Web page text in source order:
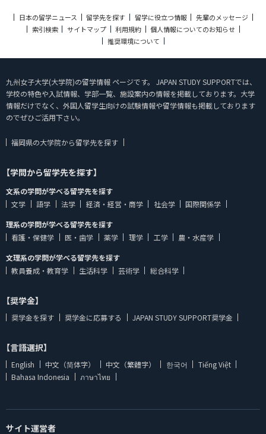
日本の留学ニュース 留学先を探す 留学に役立つ情報
先輩のメッセージ
索引検索
サイトマップ 利用規約
個人情報についてのお知らせ
推奨環境について
九州女子大学(大学院)の留学情報 ページです。 JAPAN STUDY SUPPORTでは、
学校の特色や入試情報、学部一覧、施設案内の情報を掲載しております。大学
情報だけでなく、外国人留学生向けの試験情報や留学情報も掲載しております
のでぜひご活用下さい。
福岡県の大学院から留学先を探す
【学問から留学先を探す】
文系の学問が学べる留学先を探す
文学
語学 法学 経済・経営・商学 社会学
国際関係学
理系の学問が学べる留学先を探す
看護・保健学
医・歯学 薬学 理学 工学
農・水産学
文理系の学問が学べる留学先を探す
教員養成・教育学
生活科学 芸術学 総合科学
【奨学金】
奨学金を探す 奨学金に応募する JAPAN STUDY SUPPORT奨学金
【言語選択】
English 中文（简体字） 中文（繁體字） 한국어
Tiếng Việt
Bahasa Indonesia
ภาษาไทย
サイト運営者